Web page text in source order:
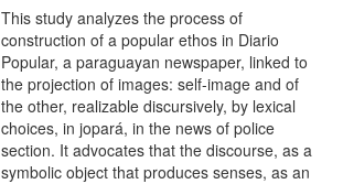
This study analyzes the process of
construction of a popular ethos in Diario
Popular, a paraguayan newspaper, linked to
the projection of images: self-image and of
the other, realizable discursively, by lexical
choices, in jopará, in the news of police
section. It advocates that the discourse, as a
symbolic object that produces senses, as an